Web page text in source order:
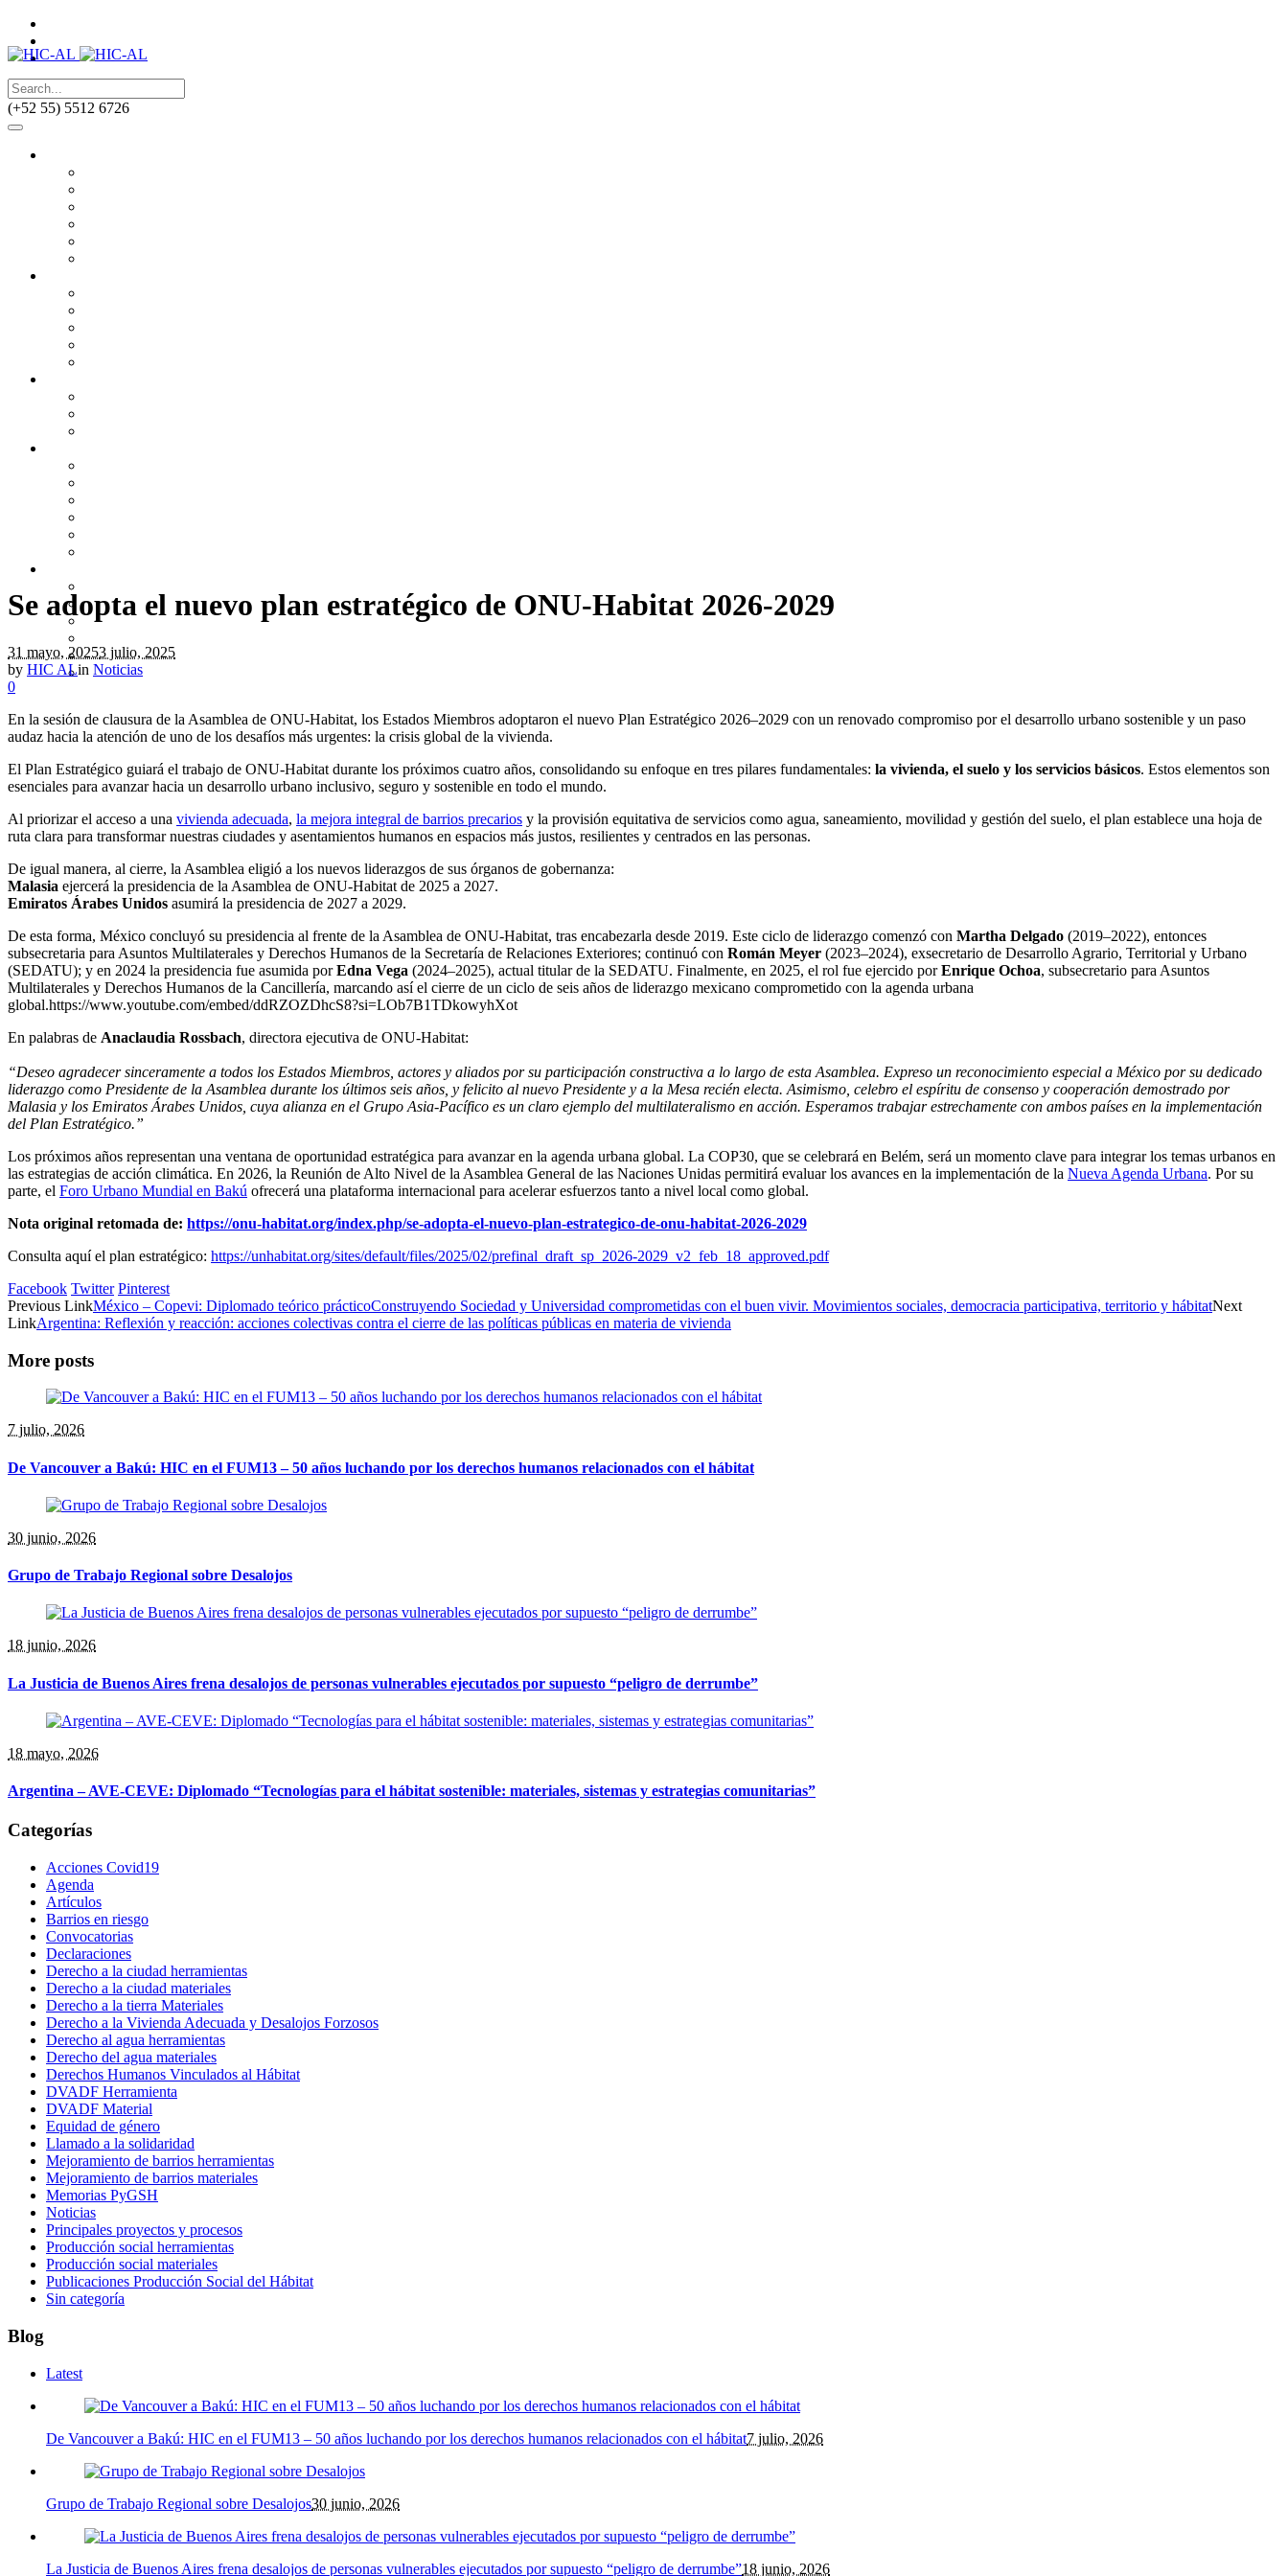
HIC|Sitio anterior HIC-AL
(+52 55) 5512 6726
¿Por qué afiliarse?
¿Cómo postular?
Cuotas
Financiamiento HIC-AL
Se adopta el nuevo plan estratégico de ONU-Habitat 2026-2029
31 mayo, 20253 julio, 2025
by HIC ALin Noticias
0
En la sesión de clausura de la Asamblea de ONU-Habitat, los Estados Miembros adoptaron el nuevo Plan Estratégico 2026–2029 con un renovado compromiso por el desarrollo urbano sostenible y un paso
audaz hacia la atención de uno de los desafíos más urgentes: la crisis global de la vivienda.
El Plan Estratégico guiará el trabajo de ONU-Habitat durante los próximos cuatro años, consolidando su enfoque en tres pilares fundamentales: la vivienda, el suelo y los servicios básicos. Estos elementos son
esenciales para avanzar hacia un desarrollo urbano inclusivo, seguro y sostenible en todo el mundo.
Al priorizar el acceso a una vivienda adecuada, la mejora integral de barrios precarios y la provisión equitativa de servicios como agua, saneamiento, movilidad y gestión del suelo, el plan establece una hoja de
ruta clara para transformar nuestras ciudades y asentamientos humanos en espacios más justos, resilientes y centrados en las personas.
De igual manera, al cierre, la Asamblea eligió a los nuevos liderazgos de sus órganos de gobernanza:
Malasia ejercerá la presidencia de la Asamblea de ONU-Habitat de 2025 a 2027.
Emiratos Árabes Unidos asumirá la presidencia de 2027 a 2029.
De esta forma, México concluyó su presidencia al frente de la Asamblea de ONU-Habitat, tras encabezarla desde 2019. Este ciclo de liderazgo comenzó con Martha Delgado (2019–2022), entonces
subsecretaria para Asuntos Multilaterales y Derechos Humanos de la Secretaría de Relaciones Exteriores; continuó con Román Meyer (2023–2024), exsecretario de Desarrollo Agrario, Territorial y Urbano
(SEDATU); y en 2024 la presidencia fue asumida porEdna Vega (2024–2025), actual titular de la SEDATU. Finalmente, en 2025, el rol fue ejercido porEnrique Ochoa, subsecretario para Asuntos
Multilaterales y Derechos Humanos de la Cancillería, marcando así el cierre de un ciclo de seis años de liderazgo mexicano comprometido con la agenda urbana
global.https://www.youtube.com/embed/ddRZOZDhcS8?si=LOb7B1TDkowyhXot
En palabras de Anaclaudia Rossbach, directora ejecutiva de ONU-Habitat:
“Deseo agradecer sinceramente a todos los Estados Miembros, actores y aliados por su participación constructiva a lo largo de esta Asamblea. Expreso un reconocimiento especial a México por su dedicado
liderazgo como Presidente de la Asamblea durante los últimos seis años, y felicito al nuevo Presidente y a la Mesa recién electa. Asimismo, celebro el espíritu de consenso y cooperación demostrado por
Malasia y los Emiratos Árabes Unidos, cuya alianza en el Grupo Asia-Pacífico es un claro ejemplo del multilateralismo en acción. Esperamos trabajar estrechamente con ambos países en la implementación
del Plan Estratégico.”
Los próximos años representan una ventana de oportunidad estratégica para avanzar en la agenda urbana global. La COP30, que se celebrará en Belém, será un momento clave para integrar los temas urbanos en
las estrategias de acción climática. En 2026, la Reunión de Alto Nivel de la Asamblea General de las Naciones Unidas permitirá evaluar los avances en la implementación de la Nueva Agenda Urbana. Por su
parte, el Foro Urbano Mundial en Bakú ofrecerá una plataforma internacional para acelerar esfuerzos tanto a nivel local como global.
Nota original retomada de: https://onu-habitat.org/index.php/se-adopta-el-nuevo-plan-estrategico-de-onu-habitat-2026-2029
Consulta aquí el plan estratégico: https://unhabitat.org/sites/default/files/2025/02/prefinal_draft_sp_2026-2029_v2_feb_18_approved.pdf
Facebook Twitter Pinterest
Previous LinkMéxico – Copevi: Diplomado teórico prácticoConstruyendo Sociedad y Universidad comprometidas con el buen vivir. Movimientos sociales, democracia participativa, territorio y hábitatNext
LinkArgentina: Reflexión y reacción: acciones colectivas contra el cierre de las políticas públicas en materia de vivienda
More posts
7 julio, 2026
De Vancouver a Bakú: HIC en el FUM13 – 50 años luchando por los derechos humanos relacionados con el hábitat
30 junio, 2026
Grupo de Trabajo Regional sobre Desalojos
18 junio, 2026
La Justicia de Buenos Aires frena desalojos de personas vulnerables ejecutados por supuesto “peligro de derrumbe”
18 mayo, 2026
Argentina – AVE-CEVE: Diplomado “Tecnologías para el hábitat sostenible: materiales, sistemas y estrategias comunitarias”
Categorías
Acciones Covid19
Agenda
Artículos
Barrios en riesgo
Convocatorias
Declaraciones
Derecho a la ciudad herramientas
Derecho a la ciudad materiales
Derecho a la tierra Materiales
Derecho a la Vivienda Adecuada y Desalojos Forzosos
Derecho al agua herramientas
Derecho del agua materiales
Derechos Humanos Vinculados al Hábitat
DVADF Herramienta
DVADF Material
Equidad de género
Llamado a la solidaridad
Mejoramiento de barrios herramientas
Mejoramiento de barrios materiales
Memorias PyGSH
Noticias
Principales proyectos y procesos
Producción social herramientas
Producción social materiales
Publicaciones Producción Social del Hábitat
Sin categoría
Blog
Latest
De Vancouver a Bakú: HIC en el FUM13 – 50 años luchando por los derechos humanos relacionados con el hábitat7 julio, 2026
Grupo de Trabajo Regional sobre Desalojos30 junio, 2026
La Justicia de Buenos Aires frena desalojos de personas vulnerables ejecutados por supuesto “peligro de derrumbe”18 junio, 2026